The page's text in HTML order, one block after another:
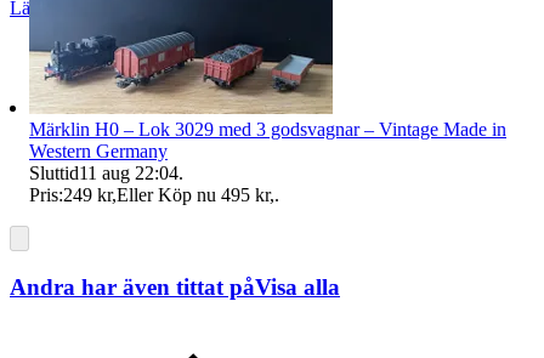
Läs omdömen
Märklin H0 – Lok 3029 med 3 godsvagnar – Vintage Made in
Western Germany
Sluttid11 aug 22:04.
Pris:249 kr,Eller Köp nu 495 kr,.
Andra har även tittat påVisa alla